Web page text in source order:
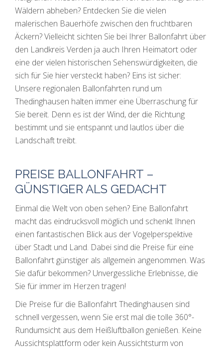
Wäldern abheben? Entdecken Sie die vielen
malerischen Bauerhöfe zwischen den fruchtbaren
Äckern? Vielleicht sichten Sie bei Ihrer Ballonfahrt über
den Landkreis Verden ja auch Ihren Heimatort oder
eine der vielen historischen Sehenswürdigkeiten, die
sich für Sie hier versteckt haben? Eins ist sicher:
Unsere regionalen Ballonfahrten rund um
Thedinghausen halten immer eine Überraschung für
Sie bereit. Denn es ist der Wind, der die Richtung
bestimmt und sie entspannt und lautlos über die
Landschaft treibt.
PREISE BALLONFAHRT –
GÜNSTIGER ALS GEDACHT
Einmal die Welt von oben sehen? Eine Ballonfahrt
macht das eindrucksvoll möglich und schenkt Ihnen
einen fantastischen Blick aus der Vogelperspektive
über Stadt und Land. Dabei sind die Preise für eine
Ballonfahrt günstiger als allgemein angenommen. Was
Sie dafür bekommen? Unvergessliche Erlebnisse, die
Sie für immer im Herzen tragen!
Die Preise für die Ballonfahrt Thedinghausen sind
schnell vergessen, wenn Sie erst mal die tolle 360°-
Rundumsicht aus dem Heißluftballon genießen. Keine
Aussichtsplattform oder kein Aussichtsturm von